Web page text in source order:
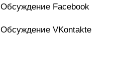
Обсуждение Facebook
Обсуждение VKontakte